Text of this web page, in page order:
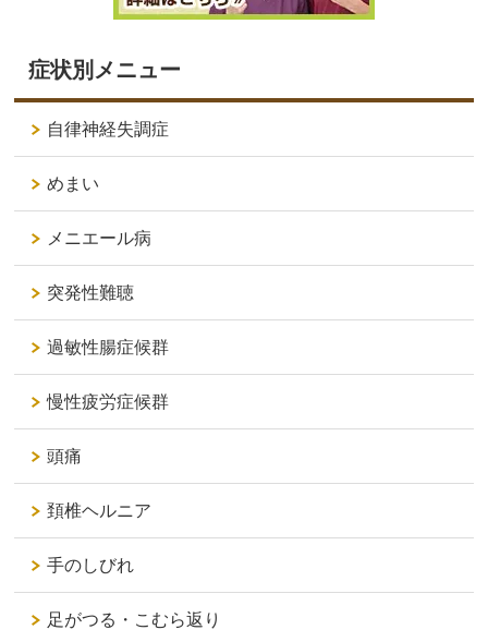
症状別メニュー
自律神経失調症
めまい
メニエール病
突発性難聴
過敏性腸症候群
慢性疲労症候群
頭痛
頚椎ヘルニア
手のしびれ
足がつる・こむら返り